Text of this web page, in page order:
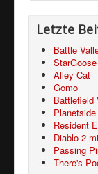
Letzte
Battle
StarGoose
Alley Cat
Gomo
Battlefield
Resident
Diablo 2
Passing
There's